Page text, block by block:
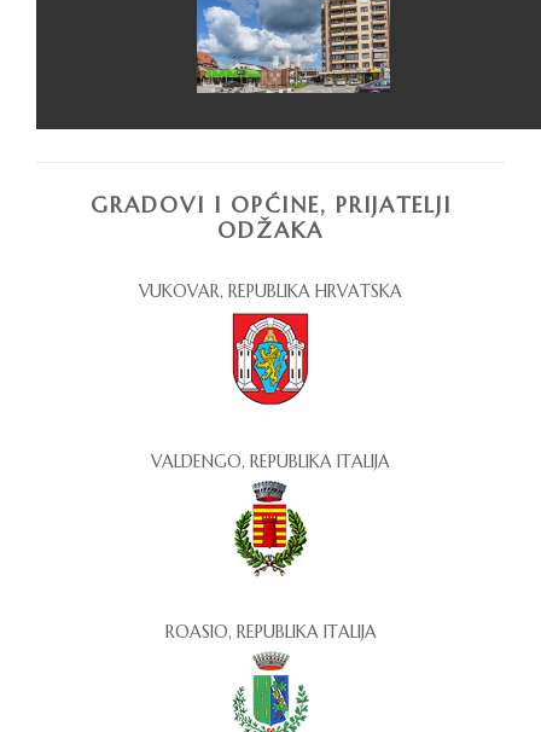
GRADOVI I OPĆINE, PRIJATELJI
ODŽAKA
VUKOVAR, REPUBLIKA HRVATSKA
VALDENGO, REPUBLIKA ITALIJA
ROASIO, REPUBLIKA ITALIJA